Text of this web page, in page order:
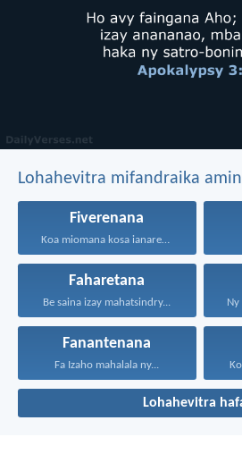
Lohahevitra mifandraika
Fiverenana
Koa miomana kosa ianareo...
Faharetana
Be saina izay mahatsindry...
Fanantenana
Fa Izaho mahalala ny...
Lohahevitra